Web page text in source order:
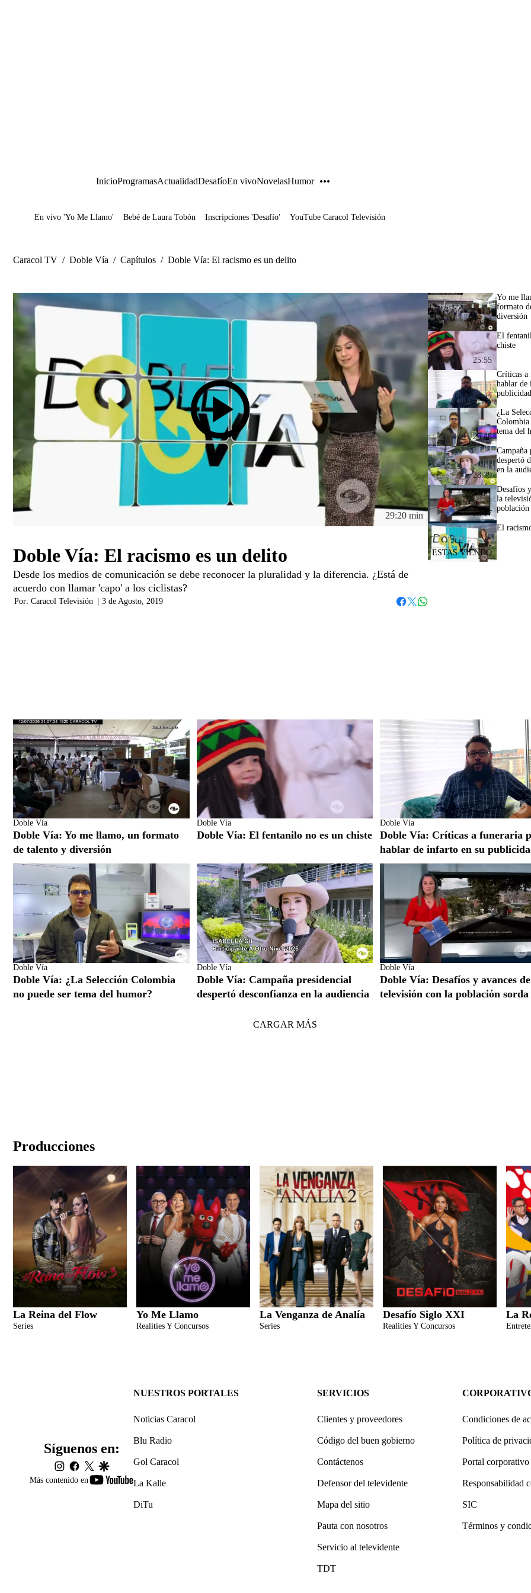
InicioProgramasActualidadDesafíoEn vivoNovelasHumor
Juegos
En vivo 'Yo Me Llamo' Bebé de Laura Tobón Inscripciones 'Desafío' YouTube Caracol Televisión
Caracol TV / Doble Vía / Capítulos / Doble Vía: El racismo es un delito
29:20 min
Doble Vía: El racismo es un delito
Desde los medios de comunicación se debe reconocer la pluralidad y la diferencia. ¿Está de
acuerdo con llamar 'capo' a los ciclistas?
Por: Caracol Televisión
3 de Agosto, 2019
25:08
Yo me
formato
diversión
25:55
El
chiste
26:27
Críticas a
hablar de
publicidad
25:48
¿La
Colombia
tema del
28:39
Campaña
despertó
en la
28:17
Desafíos
la
población
El
Doble Vía
Doble Vía: Yo me llamo, un formato
de talento y diversión
Doble Vía
Doble Vía: El fentanilo no es un chiste
Doble Vía
Doble Vía: Críticas a funeraria
hablar de infarto en su
Doble Vía
Doble Vía: ¿La Selección Colombia
no puede ser tema del humor?
Doble Vía
Doble Vía: Campaña presidencial
despertó desconfianza en la audiencia
Doble Vía
Doble Vía: Desafíos y avances
televisión con la población sorda
CARGAR MÁS
Producciones
La Reina del Flow
Series
Yo Me Llamo
Realities Y Concursos
La Venganza de Analía
Series
Desafío Siglo XXI
Realities Y Concursos
La
Más contenido en
youtube-
Síguenos en:
instagram
facebook
twittergoogle
NUESTROS PORTALES
Noticias Caracol
Blu Radio
Gol Caracol
La Kalle
DiTu
SERVICIOS
Clientes y proveedores
Código del buen gobierno
Contáctenos
Defensor del televidente
Mapa del sitio
Pauta con nosotros
Servicio al televidente
TDT
Condiciones de
Política de
Portal corporativo
Responsabilidad
SIC
Términos y